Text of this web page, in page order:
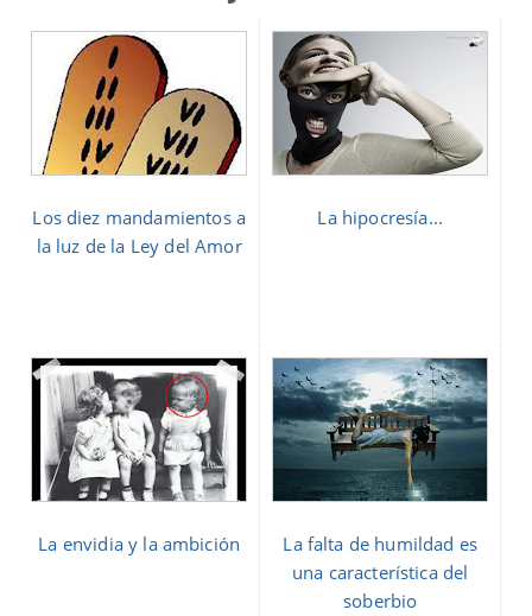
Los diez mandamientos a
la luz de la Ley del Amor
La hipocresía...
La envidia y la ambición
La falta de humildad es
una característica del
soberbio